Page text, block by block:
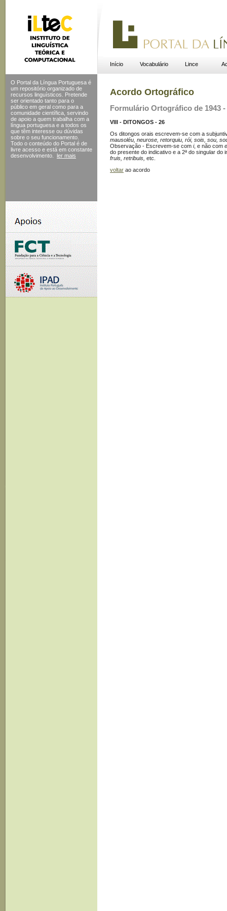
Início Vocabulário Lince
O Portal da Língua Portuguesa é
um repositório organizado de
recursos linguísticos. Pretende
ser orientado tanto para o
público em geral como para a
comunidade científica, servindo
de apoio a quem trabalha com a
língua portuguesa e a todos os
que têm interesse ou dúvidas
sobre o seu funcionamento.
Todo o conteúdo do Portal é de
livre acesso e está em constante
desenvolvimento.
ler mais
Acordo Ortográfico
Formulário Ortográfico de 1943
VIII - DITONGOS - 26
Os ditongos orais escrevem-se com a
mausoléu, neurose, retorquiu, rói, sois, sou,
Observação - Escrevem-se com i, e não com e
do presente do indicativo e a 2ª do singular
fruis, retribuis, etc.
voltar ao acordo